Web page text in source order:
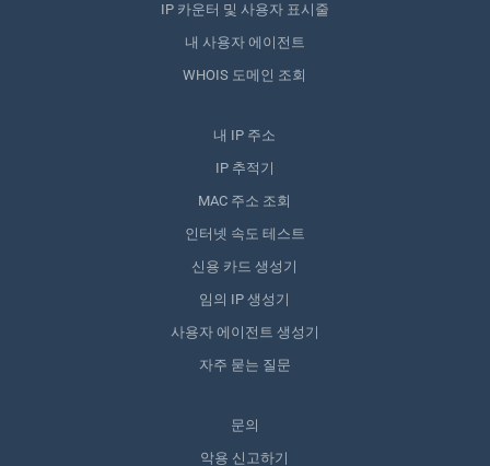
IP 카운터 및 사용자 표시줄
내 사용자 에이전트
WHOIS 도메인 조회
내 IP 주소
IP 추적기
MAC 주소 조회
인터넷 속도 테스트
신용 카드 생성기
임의 IP 생성기
사용자 에이전트 생성기
자주 묻는 질문
문의
악용 신고하기